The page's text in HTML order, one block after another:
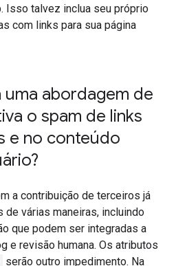
Isso talvez inclua seu próprio
com links para sua página
uma abordagem de
o spam de links
e no conteúdo
a contribuição de terceiros já
várias maneiras, incluindo
que podem ser integradas a
e revisão humana. Os atributos
serão outro impedimento. Na